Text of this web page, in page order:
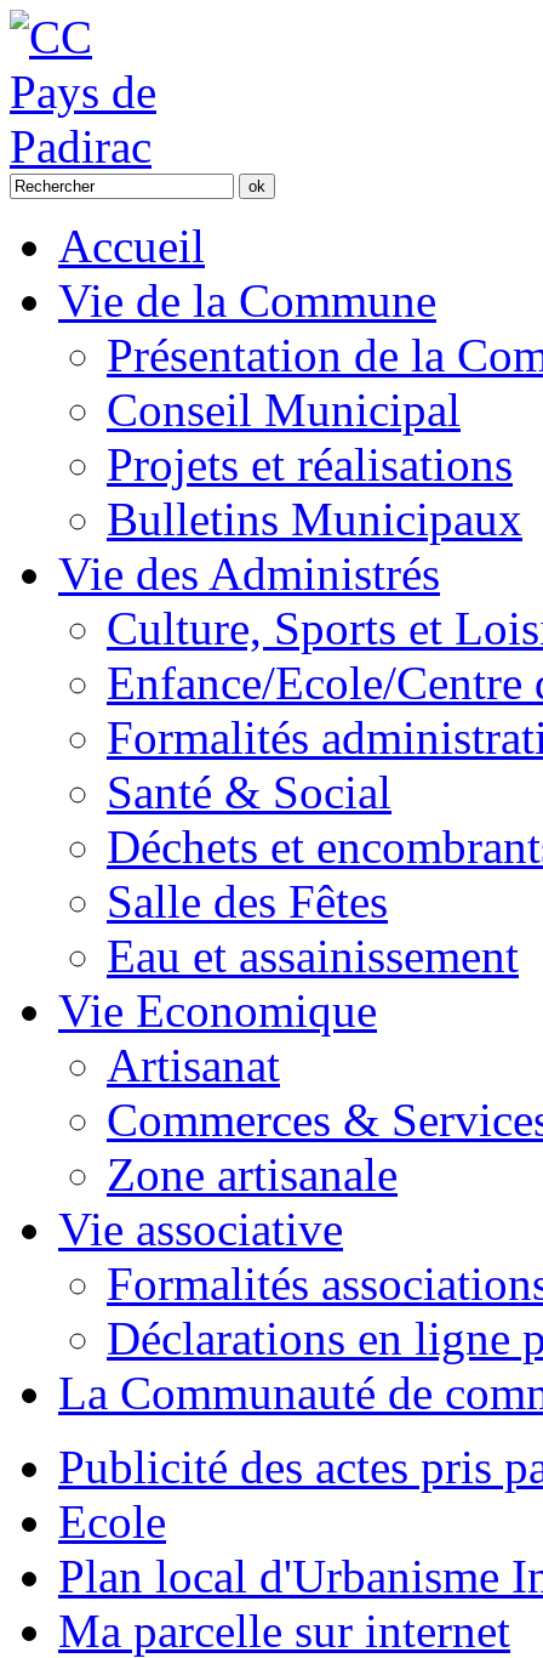
Accueil
Vie de la Commune
Présentation de la
Conseil Municipal
Projets et réalisations
Bulletins Municipaux
Vie des Administrés
Culture, Sports et
Enfance/Ecole/Centre
Formalités
Santé & Social
Déchets et
Salle des Fêtes
Eau et assainissement
Vie Economique
Artisanat
Commerces &
Zone artisanale
Vie associative
Formalités
Déclarations en ligne
La Communauté de
Publicité des actes pris
Ecole
Plan local d'Urbanisme
Ma parcelle sur internet